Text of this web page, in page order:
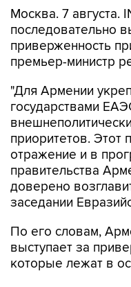
приверженность
премьер-министр
"Для Армении
приоритетов. Этот
отражение и в
правительства
доверено
заседании
По его словам,
которые лежат в
"Одним из